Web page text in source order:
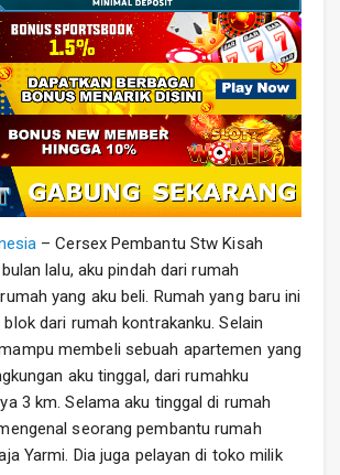
– Cersex Pembantu Stw Kisah
lalu, aku pindah dari rumah
yang aku beli. Rumah yang baru ini
blok dari rumah kontrakanku. Selain
membeli sebuah apartemen yang
aku tinggal, dari rumahku
3 km. Selama aku tinggal di rumah
seorang pembantu rumah
Yarmi. Dia juga pelayan di toko milik